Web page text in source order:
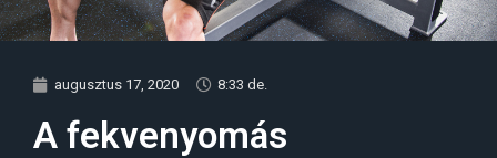
augusztus 17, 2020 8:33 de.
A fekvenyomás